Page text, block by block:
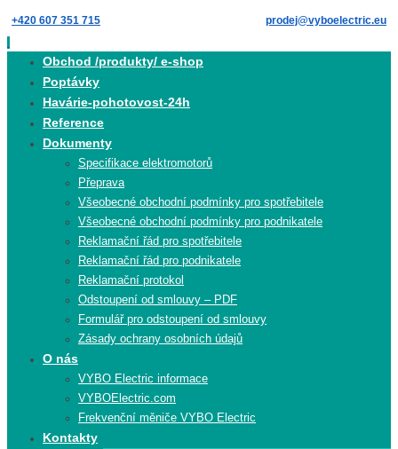
Skip
to
content
+420 607 351 715 prodej@vyboelectric.eu
Obchod /produkty/ e-shop
Poptávky
Havárie-pohotovost-24h
Reference
Dokumenty
Specifikace elektromotorů
Přeprava
Všeobecné obchodní podmínky pro spotřebitele
Všeobecné obchodní podmínky pro podnikatele
Reklamační řád pro spotřebitele
Reklamační řád pro podnikatele
Reklamační protokol
Odstoupení od smlouvy – PDF
Formulář pro odstoupení od smlouvy
Zásady ochrany osobních údajů
O nás
VYBO Electric informace
VYBOElectric.com
Frekvenční měniče VYBO Electric
Kontakty